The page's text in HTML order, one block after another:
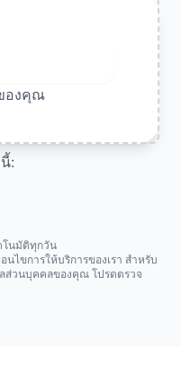
องคุณ
:
นมัติทุกวัน
ไขการให้บริการของเรา สำหรับ
ส่วนบุคคลของคุณ โปรดตรวจ